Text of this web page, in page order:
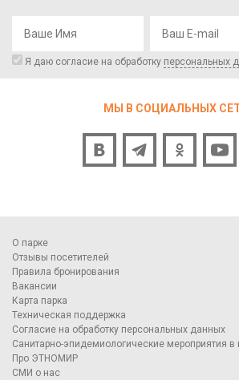
Я даю согласие на обработку персональных
МЫ В СОЦИАЛЬНЫХ
О парке
Отзывы посетителей
Правила бронирования
Вакансии
Карта парка
Техническая поддержка
Согласие на обработку персональных данных
Санитарно-эпидемиологические мероприятия в
Про ЭТНОМИР
СМИ о нас